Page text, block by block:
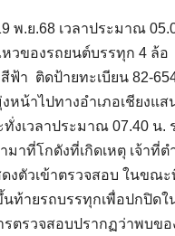
พ.ย.68 เวลาประมาณ
วของรถยนต์บรรทุก 4 ล้อ
ฟ้า ติดป้ายทะเบียน 82-
หน้าไปทางอำเภอเชียงแส
งเวลาประมาณ 07.40 น.
มาที่โกดังที่เกิดเหตุ เจ้าที่ต
งตัวเข้าตรวจสอบ ในขณ
นท้ายรถบรรทุกเพื่อปกปิด
รตรวจสอบปรากฏว่าพบขอ